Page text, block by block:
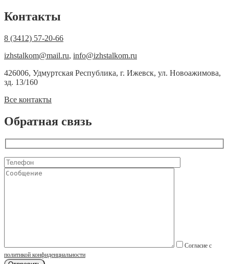
Контакты
8 (3412) 57-20-66
izhstalkom@mail.ru, info@izhstalkom.ru
426006, Удмуртская Республика, г. Ижевск, ул. Новоажимова,
зд. 13/160
Все контакты
Обратная связь
Согласие с
политикой конфиденциальности